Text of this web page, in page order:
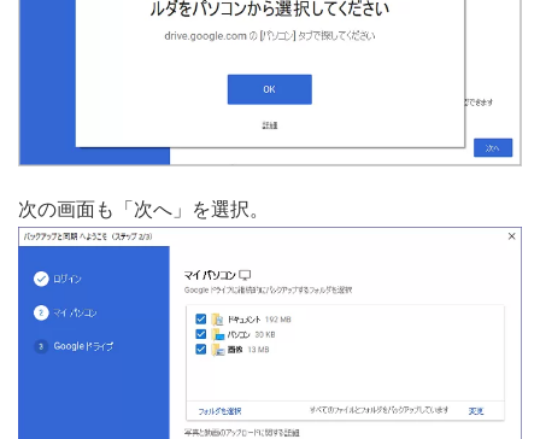
次の画面も「次へ」を選択。